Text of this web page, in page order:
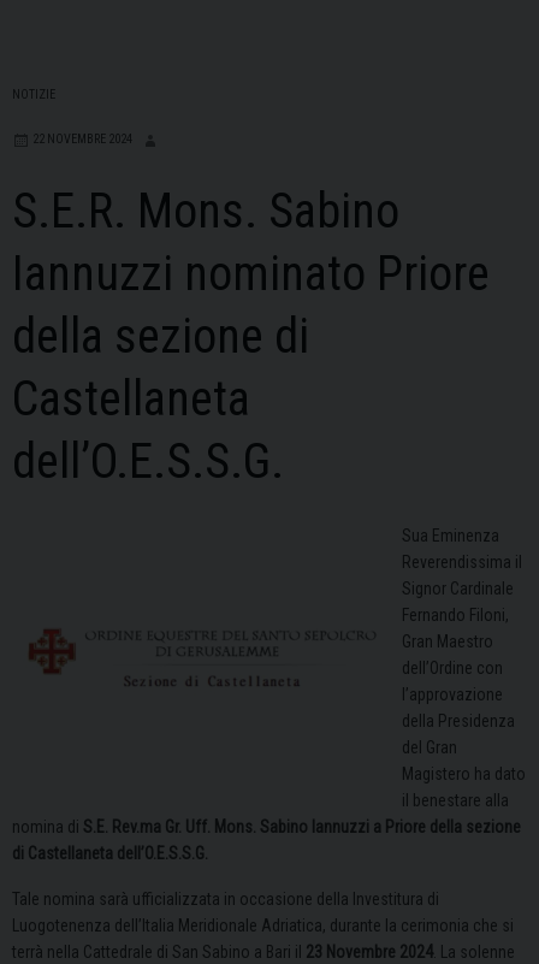
NOTIZIE
22 NOVEMBRE 2024
S.E.R. Mons. Sabino
Iannuzzi nominato Priore
della sezione di
Castellaneta
dell’O.E.S.S.G.
Sua Eminenza
Reverendissima il
Signor Cardinale
Fernando Filoni,
Gran Maestro
dell’Ordine con
l’approvazione
della Presidenza
del Gran
Magistero ha dato
il benestare alla
nomina di S.E. Rev.ma Gr. Uff. Mons. Sabino Iannuzzi a Priore della sezione
di Castellaneta dell’O.E.S.S.G.
Tale nomina sarà ufficializzata in occasione della Investitura di
Luogotenenza dell’Italia Meridionale Adriatica, durante la cerimonia che si
terrà nella Cattedrale di San Sabino a Bari il 23 Novembre 2024. La solenne